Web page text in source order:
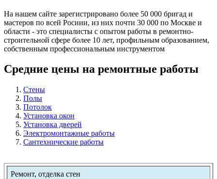
На нашем сайте зарегистрировано более 50 000 бригад и
мастеров по всей Росиии, из них почти 30 000 по Москве и
области - это специалисты с опытом работы в ремонтно-
строительной сфере более 10 лет, профильным образованием,
собственным профессиональным инструментом
Средние цены на ремонтные работы
Стены
Полы
Потолок
Установка окон
Установка дверей
Электромонтажные работы
Сантехнические работы
Ремонт, отделка стен